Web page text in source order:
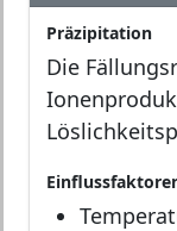
Präzipitation
Die